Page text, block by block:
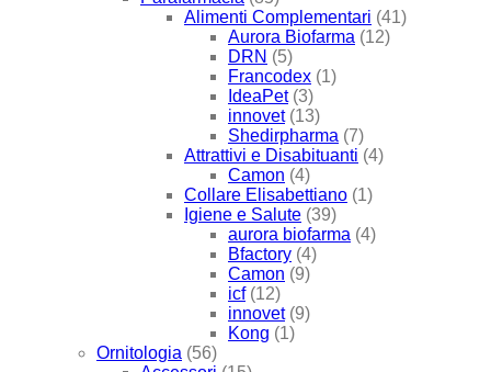
Alimenti Complementari (41)
Aurora Biofarma (12)
DRN (5)
Francodex (1)
IdeaPet (3)
innovet (13)
Shedirpharma (7)
Attrattivi e Disabituanti (4)
Camon (4)
Collare Elisabettiano (1)
Igiene e Salute (39)
aurora biofarma (4)
Bfactory (4)
Camon (9)
icf (12)
innovet (9)
Kong (1)
Ornitologia (56)